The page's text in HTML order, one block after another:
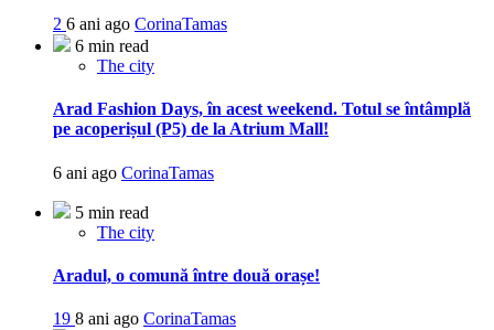
2 6 ani ago CorinaTamas
6 min read
The city
Arad Fashion Days, în acest weekend. Totul se întâmplă
pe acoperișul (P5) de la Atrium Mall!
6 ani ago CorinaTamas
5 min read
The city
Aradul, o comună între două orașe!
19 8 ani ago CorinaTamas